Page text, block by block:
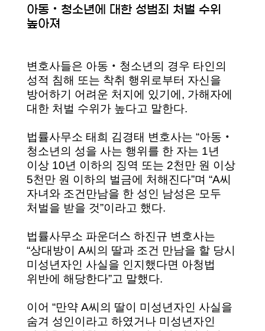
아동‧청소년에 대한 성범죄 처벌 수위
높아져
변호사들은 아동‧청소년의 경우 타인의
성적 침해 또는 착취 행위로부터 자신을
방어하기 어려운 처지에 있기에, 가해자에
대한 처벌 수위가 높다고 말한다.
법률사무소 태희 김경태 변호사는 “아동‧
청소년의 성을 사는 행위를 한 자는 1년
이상 10년 이하의 징역 또는 2천만 원 이상
5천만 원 이하의 벌금에 처해진다”며 “A씨
자녀와 조건만남을 한 성인 남성은 모두
처벌을 받을 것”이라고 했다.
법률사무소 파운더스 하진규 변호사는
“상대방이 A씨의 딸과 조건 만남을 할 당시
미성년자인 사실을 인지했다면 아청법
위반에 해당한다”고 말했다.
이어 “만약 A씨의 딸이 미성년자인 사실을
숨겨 성인이라고 하였거나 미성년자인